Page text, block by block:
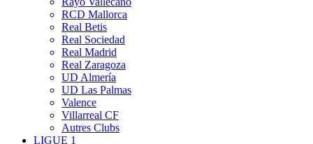
RCD Mallorca
Real Betis
Real Sociedad
Real Madrid
Real Zaragoza
UD Almería
UD Las Palmas
Valence
Villarreal CF
Autres Clubs
LIGUE 1